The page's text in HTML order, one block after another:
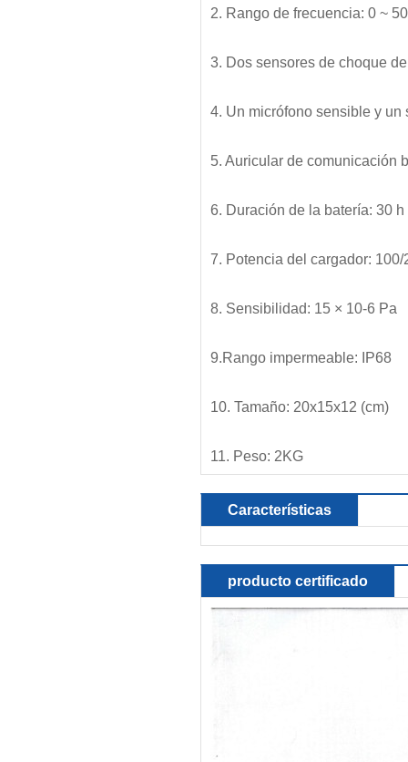
2. Rango de frecuencia: 0 ~
3. Dos sensores de choque
4. Un micrófono sensible y
5. Auricular de comunicación
6. Duración de la batería: 30 h
7. Potencia del cargador:
8. Sensibilidad: 15 × 10-6 Pa
9.Rango impermeable: IP68
10. Tamaño: 20x15x12 (cm)
11. Peso: 2KG
Características
producto certificado